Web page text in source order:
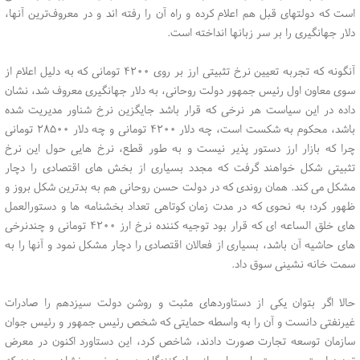
است که دولتهای قبل هم اعلام کرده و راه آن را رفته اند و در معروف‌ترین آنها،
دلار جهانگیری را بر سر زبانها انداخته است.
آنگونه که تجربه تعیین نرخ تثبیتی ارز بر روی ۴۲۰۰ تومانی که به دلیل اعلام از
سوی معاون اول رئیس جمهور دولت روحانی، به دلار جهانگیری معروف شد، نشان
داده در این سیاست هر نرخی که قرار باشد جایگزین نرخ شناور مدیریت شده
باشد، محکوم به شکست است، چه دلار ۴۲۰۰ تومانی و چه دلار ۲۸۵۰۰ تومانی
چرا که بازار ارز دستور پذیر نیست و به طور قطع، نرخ هایی حول این نرخ
تثبیتی شکل خواهند گرفت که مجدد بسیاری از بخش های اقتصادی را دچار
مشکل می کند. همان روندی که در دولت حسن روحانی هم به بدترین شکل بروز و
ظهور کرد؛ به نحوی که در مدت زمان کوتاهی تعداد بخشنامه ها و دستورالعمل
های خلق الساعه ای که قرار بود توجیه کننده نرخ ارز ۴۲۰۰ تومانی و چندنرخی
های حاشیه آن باشد، بسیاری از فعالان اقتصادی را دچار مشکل نمود و آنها را به
سمت خانه نشینی سوق داد.
حالا اگر بتوان یکی از دستاوردهای مثبت و روشن دولت سیزدهم را صادرات
غیرنفتی دانست و آن را به واسطه حمایتی که شخص رئیس جمهور و رئیس جوان
سازمان توسعه تجارت صورت دادند، شاخص کرد، این دستاورد اکنون در معرض